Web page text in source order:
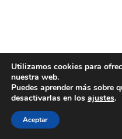
Utilizamos cookies para
nuestra web.
Puedes aprender más sobre
desactivarlas en los ajustes.
Aceptar